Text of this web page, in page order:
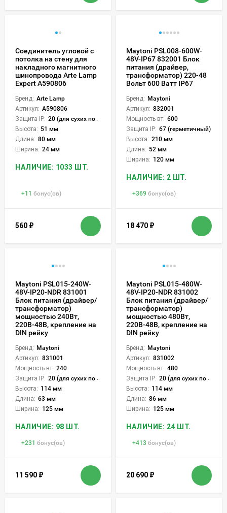
Соединитель угловой с
потолка на стену для
накладного магнитного
шинопровода Arte Lamp
Expert A590806
Бренд: Arte Lamp
Артикул: A590806
Защита IP: 20 (для сухих пом.)
Высота: 51 мм
Длина: 80 мм
Ширина: 24 мм
НАЛИЧИЕ: 1033 ШТ.
+11 бонус(ов)
560 ₽
Maytoni PSL008-600W-
48V-IP67 832001 Блок
питания (драйвер,
трансформатор) 220-48
Вольт 600 Ватт IP67
Бренд: Maytoni
Артикул: 832001
Мощность вт: 600
Защита IP: 67 (герметичный)
Высота: 210 мм
Длина: 52 мм
Ширина: 120 мм
НАЛИЧИЕ: 2 ШТ.
+369 бонус(ов)
18 470 ₽
Maytoni PSL015-240W-
48V-IP20-NDR 831001
Блок питания (драйвер/
трансформатор)
мощностью 240Вт,
220В-48В, крепление на
DIN рейку
Бренд: Maytoni
Артикул: 831001
Мощность вт: 240
Защита IP: 20 (для сухих пом.)
Высота: 114 мм
Длина: 63 мм
Ширина: 125 мм
НАЛИЧИЕ: 98 ШТ.
+231 бонус(ов)
11 590 ₽
Maytoni PSL015-480W-
48V-IP20-NDR 831002
Блок питания (драйвер/
трансформатор)
мощностью 480Вт,
220В-48В, крепление на
DIN рейку
Бренд: Maytoni
Артикул: 831002
Мощность вт: 480
Защита IP: 20 (для сухих пом.)
Высота: 114 мм
Длина: 86 мм
Ширина: 125 мм
НАЛИЧИЕ: 24 ШТ.
+413 бонус(ов)
20 690 ₽